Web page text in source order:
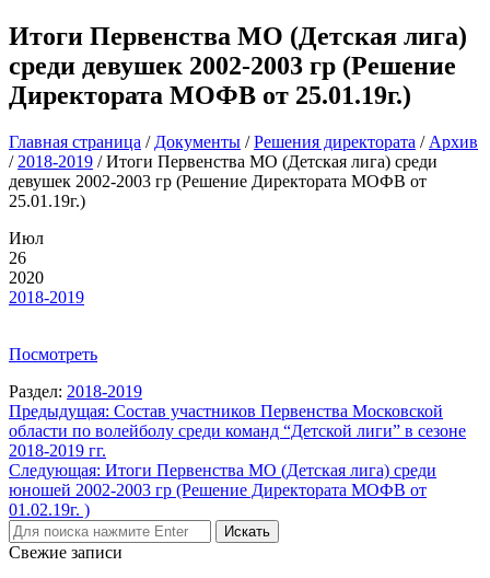
Итоги Первенства МО (Детская лига)
среди девушек 2002-2003 гр (Решение
Директората МОФВ от 25.01.19г.)
Главная страница / Документы /Решения директората / Архив
/ 2018-2019 /Итоги Первенства МО (Детская лига) среди
девушек 2002-2003 гр (Решение Директората МОФВ от
25.01.19г.)
Июл
26
2020
2018-2019
Посмотреть
Раздел: 2018-2019
Навигация
по
записям
Предыдущая: Состав участников Первенства Московской
области по волейболу среди команд “Детской лиги” в сезоне
2018-2019 гг.
Следующая: Итоги Первенства МО (Детская лига) среди
юношей 2002-2003 гр (Решение Директората МОФВ от
01.02.19г. )
Свежие записи